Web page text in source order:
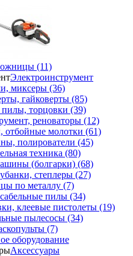
(11)
Электроинструмент
миксеры (36)
гайковерты (85)
торцовки (39)
реноваторы (12)
отбойные молотки (61)
полирователи (45)
техника (80)
(болгарки) (68)
степлеры (27)
по металлу (7)
пилы (34)
клеевые пистолеты (19)
пылесосы (34)
(7)
оборудование
Аксессуары